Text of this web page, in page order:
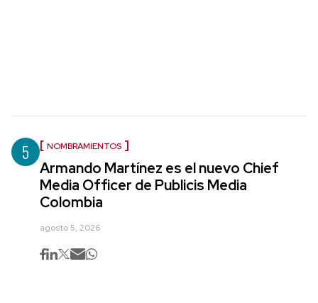
5 NOMBRAMIENTOS
Armando Martínez es el nuevo Chief
Media Officer de Publicis Media
Colombia
agosto 5, 2026